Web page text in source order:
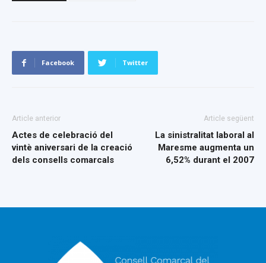
Facebook Twitter
Article anterior
Actes de celebració del
vintè aniversari de la creació
dels consells comarcals
Article següent
La sinistralitat laboral al
Maresme augmenta un
6,52% durant el 2007